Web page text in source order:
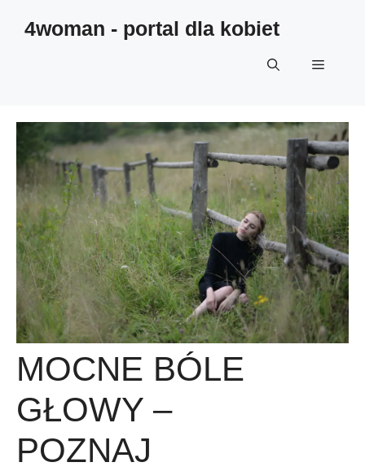
4woman - portal dla kobiet
MOCNE BÓLE
GŁOWY –
POZNAJ